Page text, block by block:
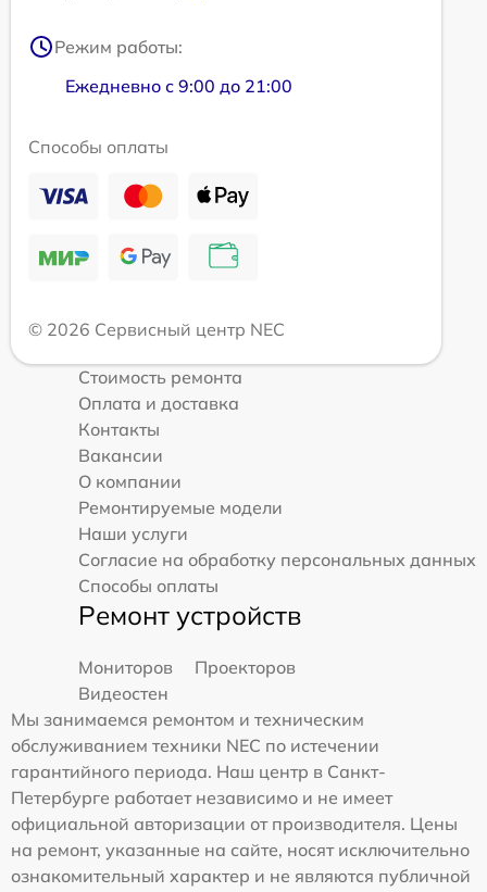
Режим работы:
Ежедневно с 9:00 до 21:00
Способы оплаты
© 2026 Сервисный центр NEC
Стоимость ремонта
Оплата и доставка
Контакты
Вакансии
О компании
Ремонтируемые модели
Наши услуги
Согласие на обработку персональных данных
Способы оплаты
Ремонт устройств
Мониторов
Проекторов
Видеостен
Мы занимаемся ремонтом и техническим
обслуживанием техники NEC по истечении
гарантийного периода. Наш центр в Санкт-
Петербурге работает независимо и не имеет
официальной авторизации от производителя. Цены
на ремонт, указанные на сайте, носят исключительно
ознакомительный характер и не являются публичной